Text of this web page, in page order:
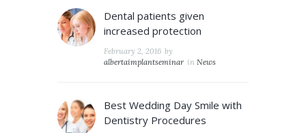
Dental patients given
increased protection
February 2, 2016 by
albertaimplantseminar in News
Best Wedding Day Smile with
Dentistry Procedures